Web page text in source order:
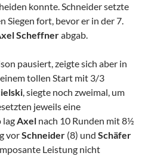
konnte. Schneider setzte
Siegen fort, bevor er in der 7.
Scheffnerabgab.
pausiert, zeigte sich aber in
tollen Start mit 3/3
, siegte noch zweimal, um
jeweils eine
lagAxel nach 10 Runden mit 8½
vorSchneider (8) und Schäfer
Leistung nicht